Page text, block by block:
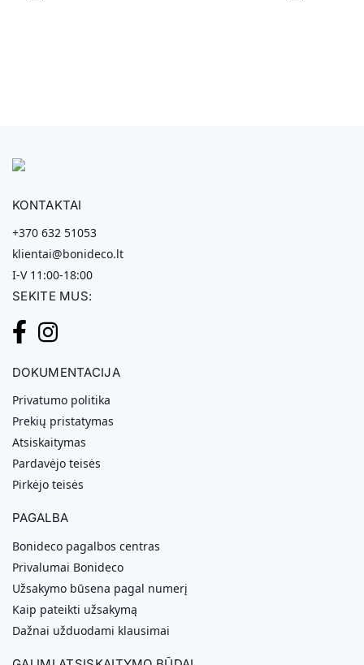
KONTAKTAI
+370 632 51053
klientai@bonideco.lt
I-V 11:00-18:00
SEKITE MUS:
DOKUMENTACIJA
Privatumo politika
Prekių pristatymas
Atsiskaitymas
Pardavėjo teisės
Pirkėjo teisės
PAGALBA
Bonideco pagalbos centras
Privalumai Bonideco
Užsakymo būsena pagal numerį
Kaip pateikti užsakymą
Dažnai užduodami klausimai